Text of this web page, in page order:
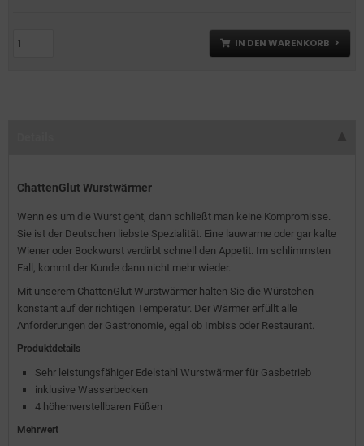
IN DEN WARENKORB
ChattenGlut Wurstwärmer
Wenn es um die Wurst geht, dann schließt man keine Kompromisse.
Sie ist der Deutschen liebste Spezialität. Eine lauwarme oder gar kalte
Wiener oder Bockwurst verdirbt schnell den Appetit. Im schlimmsten
Fall, kommt der Kunde dann nicht mehr wieder.
Mit unserem ChattenGlut Wurstwärmer halten Sie die Würstchen
konstant auf der richtigen Temperatur. Der Wärmer erfüllt alle
Anforderungen der Gastronomie, egal ob Imbiss oder Restaurant.
Produktdetails
Sehr leistungsfähiger Edelstahl Wurstwärmer für Gasbetrieb
inklusive Wasserbecken
4 höhenverstellbaren Füßen
Mehrwert